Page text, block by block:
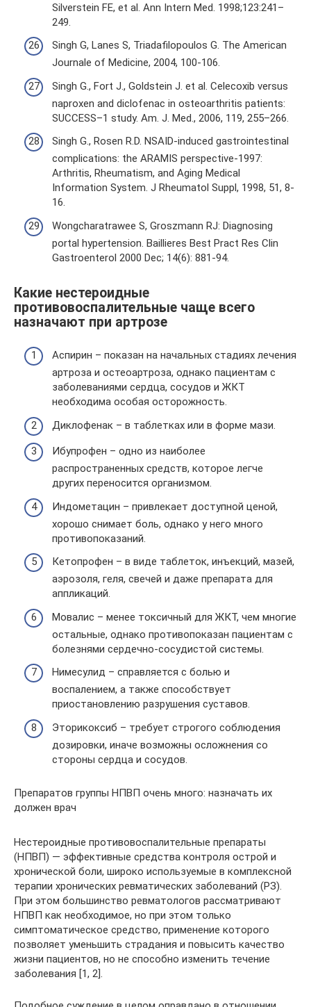
Silverstein FE, et al. Ann Intern Med. 1998;123:241–
249.
Singh G, Lanes S, Triadafilopoulos G. The American
Journale of Medicine, 2004, 100-106.
Singh G., Fort J., Goldstein J. et al. Celecoxib versus
naproxen and diclofenac in osteoarthritis patients:
SUCCESS–1 study. Am. J. Med., 2006, 119, 255–266.
Singh G., Rosen R.D. NSAID-induced gastrointestinal
complications: the ARAMIS perspective-1997:
Arthritis, Rheumatism, and Aging Medical
Information System. J Rheumatol Suppl, 1998, 51, 8-
16.
Wongcharatrawee S, Groszmann RJ: Diagnosing
portal hypertension. Baillieres Best Pract Res Clin
Gastroenterol 2000 Dec; 14(6): 881-94.
Какие нестероидные
противовоспалительные чаще всего
назначают при артрозе
Аспирин – показан на начальных стадиях лечения
артроза и остеоартроза, однако пациентам с
заболеваниями сердца, сосудов и ЖКТ
необходима особая осторожность.
Диклофенак – в таблетках или в форме мази.
Ибупрофен – одно из наиболее
распространенных средств, которое легче
других переносится организмом.
Индометацин – привлекает доступной ценой,
хорошо снимает боль, однако у него много
противопоказаний.
Кетопрофен – в виде таблеток, инъекций, мазей,
аэрозоля, геля, свечей и даже препарата для
аппликаций.
Мовалис – менее токсичный для ЖКТ, чем многие
остальные, однако противопоказан пациентам с
болезнями сердечно-сосудистой системы.
Нимесулид – справляется с болью и
воспалением, а также способствует
приостановлению разрушения суставов.
Эторикоксиб – требует строгого соблюдения
дозировки, иначе возможны осложнения со
стороны сердца и сосудов.
Препаратов группы НПВП очень много: назначать их
должен врач
Нестероидные противовоспалительные препараты
(НПВП) — эффективные средства контроля острой и
хронической боли, широко используемые в комплексной
терапии хронических ревматических заболеваний (РЗ).
При этом большинство ревматологов рассматривают
НПВП как необходимое, но при этом только
симптоматическое средство, применение которого
позволяет уменьшить страдания и повысить качество
жизни пациентов, но не способно изменить течение
заболевания [1, 2].